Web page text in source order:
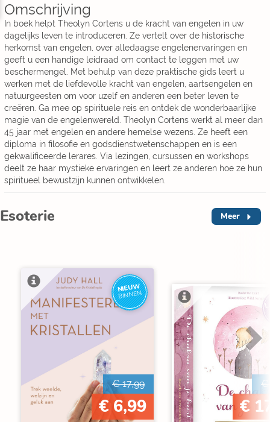
Omschrijving
In boek helpt Theolyn Cortens u de kracht van engelen in uw
dagelijks leven te introduceren. Ze vertelt over de historische
herkomst van engelen, over alledaagse engelenervaringen en
geeft u een handige leidraad om contact te leggen met uw
beschermengel. Met behulp van deze praktische gids leert u
werken met de liefdevolle kracht van engelen, aartsengelen en
natuurgeesten om voor uzelf en anderen een beter leven te
creëren. Ga mee op spirituele reis en ontdek de wonderbaarlijke
magie van de engelenwereld. Theolyn Cortens werkt al meer dan
45 jaar met engelen en andere hemelse wezens. Ze heeft een
diploma in filosofie en godsdienstwetenschappen en is een
gekwalificeerde lerares. Via lezingen, cursussen en workshops
deelt ze haar mystieke ervaringen en leert ze anderen hoe ze hun
spiritueel bewustzijn kunnen ontwikkelen.
Esoterie Meer
NIEUW
BINNEN
€ 17,99
€ 6,99
€
€